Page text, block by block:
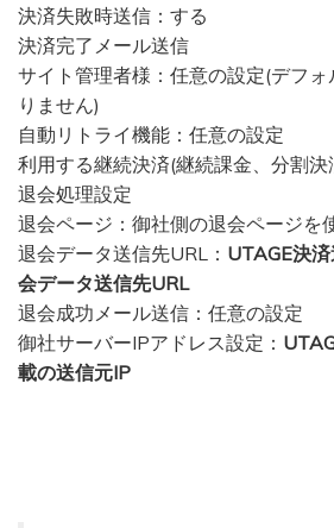
決済失敗時送信：する
決済完了メール送信
サイト管理者様：任意の設定(デフ
りません)
自動リトライ機能：任意の設定
利用する継続決済(継続課金、分割決
退会処理設定
退会ページ：御社側の退会ページを
退会データ送信先URL： UTAGE決
会データ送信先URL
退会成功メール送信：任意の設定
御社サーバーIPアドレス設定：
載の送信元IP